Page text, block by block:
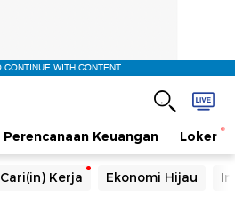
CONTINUE WITH CONTENT
Perencanaan Keuangan Loker
Cari(in) Kerja Ekonomi Hijau